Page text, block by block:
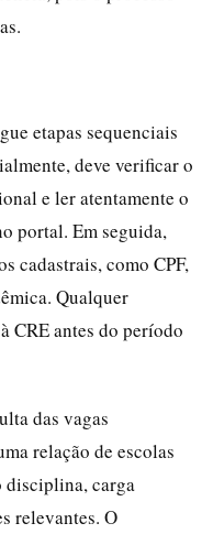
etapas sequenciais
deve verificar o
e ler atentamente o
portal. Em seguida,
cadastrais, como CPF,
Qualquer
CRE antes do período
das vagas
relação de escolas
disciplina, carga
relevantes. O